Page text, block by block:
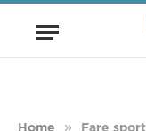
Home » Fare sport